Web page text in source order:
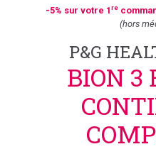
-5% sur votre 1re
(hors
P&G
BION 3